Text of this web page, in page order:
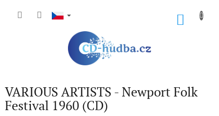
VARIOUS ARTISTS - Newport Folk
Festival 1960 (CD)